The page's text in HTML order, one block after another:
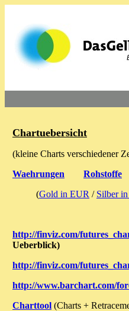
Chartuebersicht
(kleine Charts verschiedener
Waehrungen
Rohstoffe
(Gold in EUR / Silber
http://finviz.com/
Ueberblick)
http://finviz.com/
http://www.barchart.com/
Charttool (Charts +